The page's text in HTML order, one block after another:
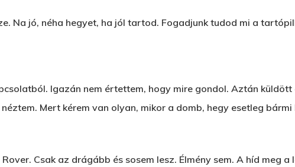
Na jó, néha hegyet, ha jól tartod. Fogadjunk tudod mi a
Igazán nem értettem, hogy mire gondol. Aztán küldött
Mert kérem van olyan, mikor a domb, hegy esetleg bármi
Csak az drágább és sosem lesz. Élmény sem. A híd meg